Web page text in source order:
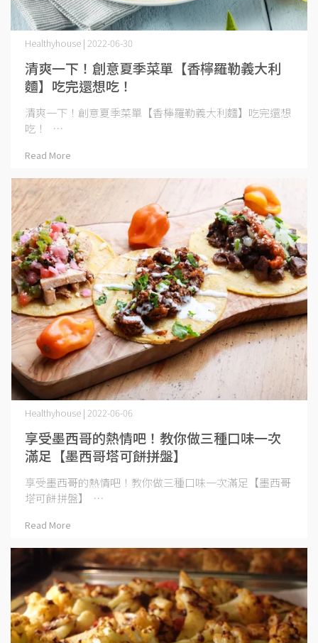
清爽一下！創意夏季菜單【香檸羅勒義大利
麵】吃完還想吃！
Healthyhouse | 2022-06-30
清爽一下！創意夏季菜單【香檸羅勒義大利麵】吃完還想
吃！ ⋯
Read More
享受墨西哥的熱情吧！教你做三種口味一次
滿足【墨西哥塔可餅拼盤】
Healthyhouse | 2022-06-06
享受墨西哥的熱情吧！教你做三種口味一次滿足【墨西哥
塔可餅拼盤】 ⋯
Read More